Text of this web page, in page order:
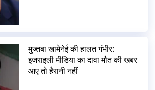
मुज्तबा खामेनेई की हालत गंभीर:
इजराइली मीडिया का दावा मौत की खबर
आए तो हैरानी नहीं